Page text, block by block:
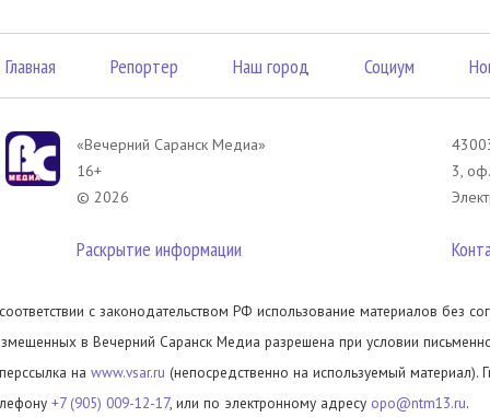
Главная Репортер Наш город Социум
«Вечерний Саранск Mедиа»
16+
© 2026
Раскрытие информации
3,
с законодательством РФ использование материалов без
в Вечерний Саранск Медиа разрешена при условии
на www.vsar.ru (непосредственно на используемый материал).
+7 (905) 009-12-17, или по электронному адресу opo@ntm13.ru.